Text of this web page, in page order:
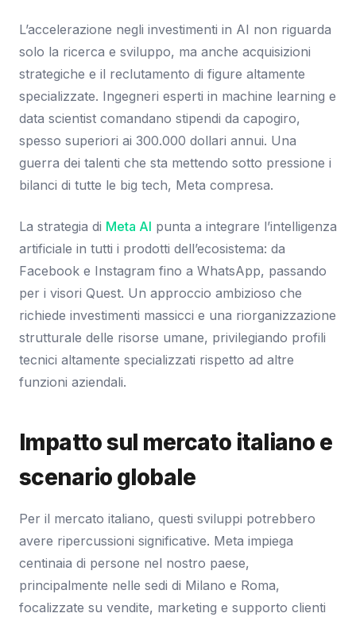
L’accelerazione negli investimenti in AI non riguarda
solo la ricerca e sviluppo, ma anche acquisizioni
strategiche e il reclutamento di figure altamente
specializzate. Ingegneri esperti in machine learning e
data scientist comandano stipendi da capogiro,
spesso superiori ai 300.000 dollari annui. Una
guerra dei talenti che sta mettendo sotto pressione i
bilanci di tutte le big tech, Meta compresa.
La strategia di Meta AI punta a integrare l’intelligenza
artificiale in tutti i prodotti dell’ecosistema: da
Facebook e Instagram fino a WhatsApp, passando
per i visori Quest. Un approccio ambizioso che
richiede investimenti massicci e una riorganizzazione
strutturale delle risorse umane, privilegiando profili
tecnici altamente specializzati rispetto ad altre
funzioni aziendali.
Impatto sul mercato italiano e
scenario globale
Per il mercato italiano, questi sviluppi potrebbero
avere ripercussioni significative. Meta impiega
centinaia di persone nel nostro paese,
principalmente nelle sedi di Milano e Roma,
focalizzate su vendite, marketing e supporto clienti